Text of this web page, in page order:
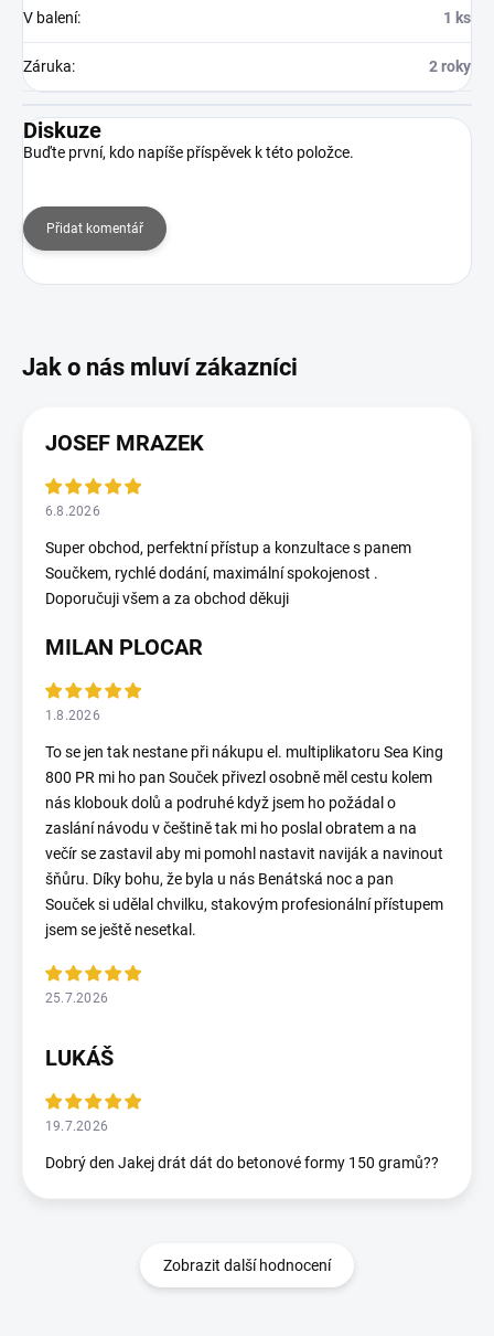
V balení: 1 ks
Záruka: 2 roky
Diskuze
Buďte první, kdo napíše příspěvek k této položce.
Přidat komentář
JOSEF MRAZEK
6.8.2026
Super obchod, perfektní přístup a konzultace s panem
Součkem, rychlé dodání, maximální spokojenost .
Doporučuji všem a za obchod děkuji
MILAN PLOCAR
1.8.2026
To se jen tak nestane při nákupu el. multiplikatoru Sea King
800 PR mi ho pan Souček přivezl osobně měl cestu kolem
nás klobouk dolů a podruhé když jsem ho požádal o
zaslání návodu v češtině tak mi ho poslal obratem a na
večír se zastavil aby mi pomohl nastavit naviják a navinout
šňůru. Díky bohu, že byla u nás Benátská noc a pan
Souček si udělal chvilku, stakovým profesionální přístupem
jsem se ještě nesetkal.
25.7.2026
LUKÁŠ
19.7.2026
Dobrý den Jakej drát dát do betonové formy 150 gramů??
Zobrazit další hodnocení